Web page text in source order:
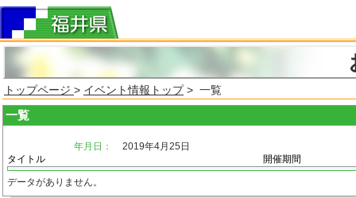
トップページ > イベント情報トップ> 一覧
一覧
年月日：
2019年4月25日
タイトル
開催期間
データがありません。